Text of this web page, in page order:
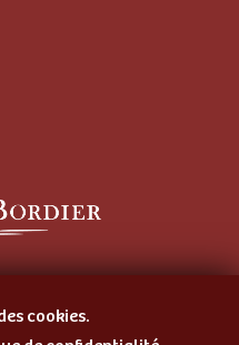
Affineur
cookies.